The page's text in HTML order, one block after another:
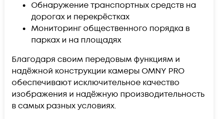
Обнаружение транспортных средств на
дорогах и перекрёстках
Мониторинг общественного порядка в
парках и на площадях
Благодаря своим передовым функциям и
надёжной конструкции камеры OMNY PRO
обеспечивают исключительное качество
изображения и надёжную производительность
в самых разных условиях.